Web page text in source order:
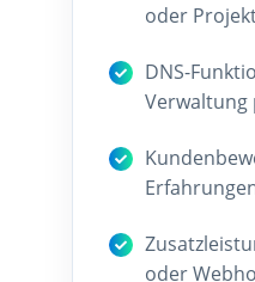
oder
DNS-
Verwaltung
oder